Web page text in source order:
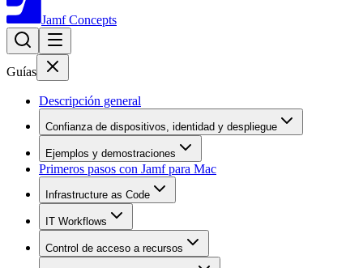
Jamf Concepts
Guías
Descripción general
Confianza de dispositivos, identidad y despliegue
Ejemplos y demostraciones
Primeros pasos con Jamf para Mac
Infrastructure as Code
IT Workflows
Control de acceso a recursos